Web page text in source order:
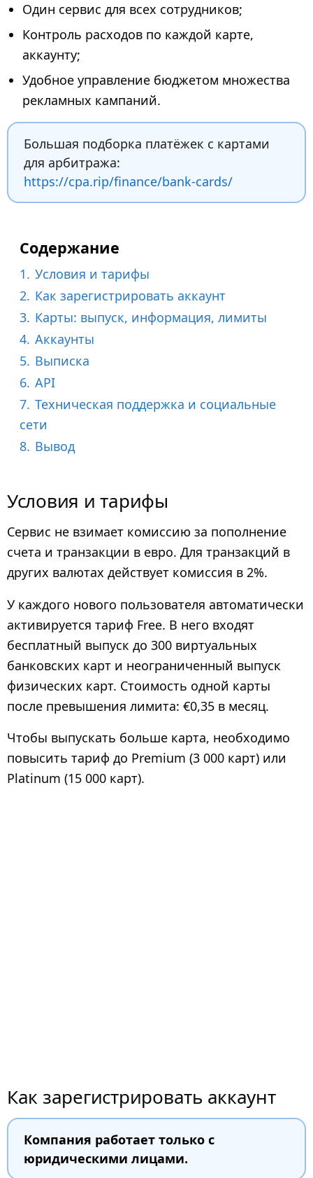
Один сервис для всех сотрудников;
Контроль расходов по каждой карте,
аккаунту;
Удобное управление бюджетом множества
рекламных кампаний.
Большая подборка платёжек с картами
для арбитража:
https://cpa.rip/finance/bank-cards/
Содержание
1. Условия и тарифы
2. Как зарегистрировать аккаунт
3. Карты: выпуск, информация, лимиты
4. Аккаунты
5. Выписка
6. API
7. Техническая поддержка и социальные
сети
8. Вывод
Условия и тарифы
Сервис не взимает комиссию за пополнение
счета и транзакции в евро. Для транзакций в
других валютах действует комиссия в 2%.
У каждого нового пользователя автоматически
активируется тариф Free. В него входят
бесплатный выпуск до 300 виртуальных
банковских карт и неограниченный выпуск
физических карт. Стоимость одной карты
после превышения лимита: €0,35 в месяц.
Чтобы выпускать больше карта, необходимо
повысить тариф до Premium (3 000 карт) или
Platinum (15 000 карт).
Как зарегистрировать аккаунт
Компания работает только с
юридическими лицами.